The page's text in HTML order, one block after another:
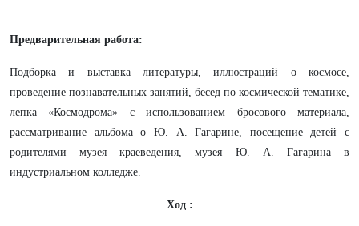
Предварительная работа:
Подборка и выставка литературы, иллюстраций о космосе,
проведение познавательных занятий, бесед по космической тематике,
лепка «Космодрома» с использованием бросового материала,
рассматривание альбома о Ю. А. Гагарине, посещение детей с
родителями музея краеведения, музея Ю. А. Гагарина в
индустриальном колледже.
Ход :